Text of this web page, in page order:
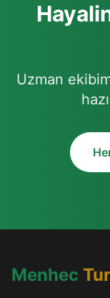
Uzman
Menhec